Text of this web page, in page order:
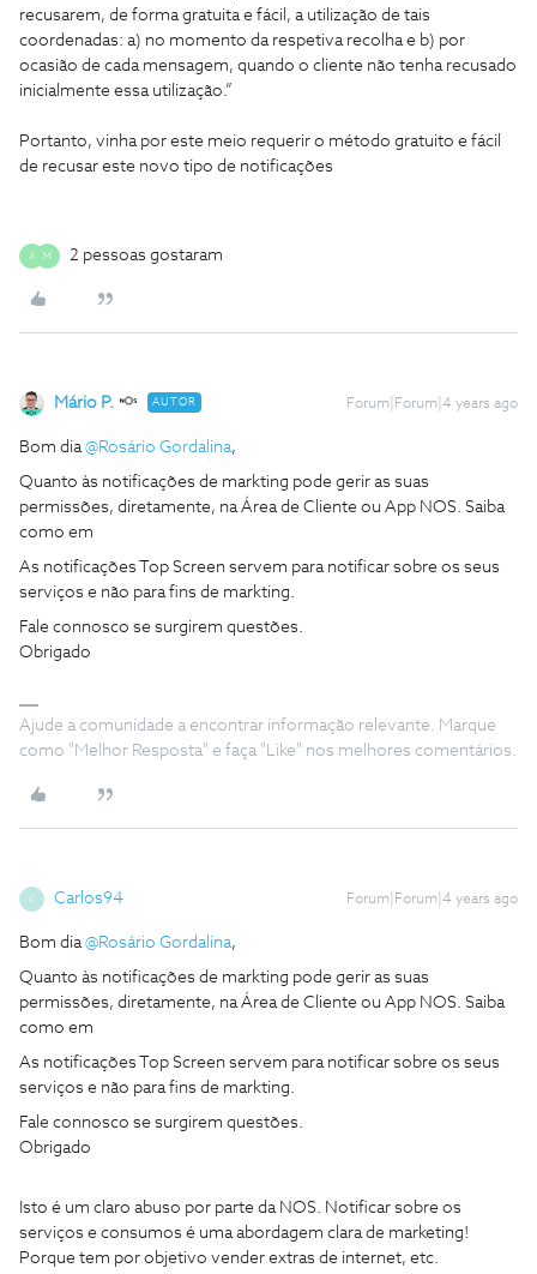
recusarem, de forma gratuita e fácil, a utilização de tais
coordenadas: a) no momento da respetiva recolha e b) por
ocasião de cada mensagem, quando o cliente não tenha recusado
inicialmente essa utilização.”
Portanto, vinha por este meio requerir o método gratuito e fácil
de recusar este novo tipo de notificações
A M 2 pessoas gostaram
Mário P. AUTOR Forum|Forum|4 years ago
Bom dia@Rosário Gordalina,
Quanto às notificações de markting pode gerir as suas
permissões, diretamente, na Área de Cliente ou App NOS. Saiba
como em
As notificações Top Screen servem para notificar sobre os seus
serviços e não para fins de markting.
Fale connosco se surgirem questões.
Obrigado
Ajude a comunidade a encontrar informação relevante. Marque
como "Melhor Resposta" e faça "Like" nos melhores comentários.
C Carlos94 Forum|Forum|4 years ago
Bom dia@Rosário Gordalina,
Quanto às notificações de markting pode gerir as suas
permissões, diretamente, na Área de Cliente ou App NOS. Saiba
como em
As notificações Top Screen servem para notificar sobre os seus
serviços e não para fins de markting.
Fale connosco se surgirem questões.
Obrigado
Isto é um claro abuso por parte da NOS. Notificar sobre os
serviços e consumos é uma abordagem clara de marketing!
Porque tem por objetivo vender extras de internet, etc.